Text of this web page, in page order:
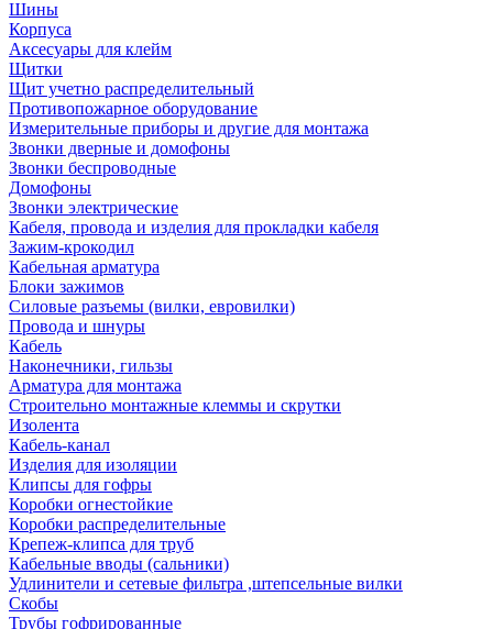
Шины
Корпуса
Аксесуары для клейм
Щитки
Щит учетно распределительный
Противопожарное оборудование
Измерительные приборы и другие для монтажа
Звонки дверные и домофоны
Звонки беспроводные
Домофоны
Звонки электрические
Кабеля, провода и изделия для прокладки кабеля
Зажим-крокодил
Кабельная арматура
Блоки зажимов
Силовые разъемы (вилки, евровилки)
Провода и шнуры
Кабель
Наконечники, гильзы
Арматура для монтажа
Строительно монтажные клеммы и скрутки
Изолента
Кабель-канал
Изделия для изоляции
Клипсы для гофры
Коробки огнестойкие
Коробки распределительные
Крепеж-клипса для труб
Кабельные вводы (сальники)
Удлинители и сетевые фильтра ,штепсельные вилки
Скобы
Трубы гофрированные